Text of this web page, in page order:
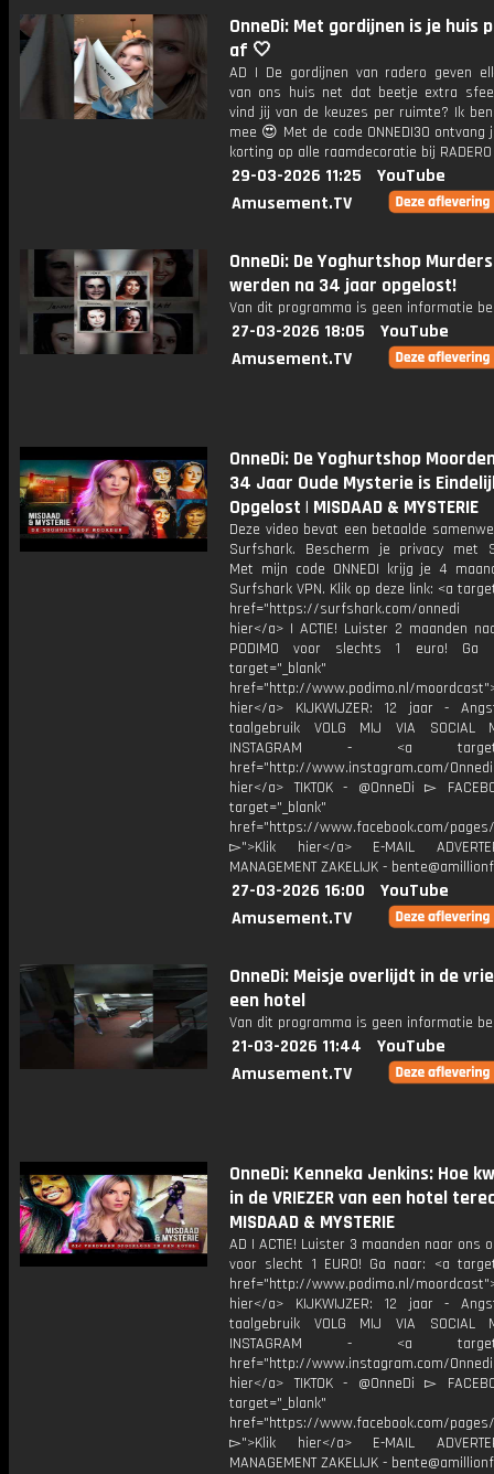
OnneDi: Met gordijnen is je huis
af 🤍
AD | De gordijnen van radero geven
van ons huis net dat beetje extra
vind jij van de keuzes per ruimte? Ik
mee 😍 Met de code ONNEDI30 ontvang
korting op alle raamdecoratie bij RADERO
29-03-2026 11:25
YouTube
Amusement.TV
OnneDi: De Yoghurtshop Murders
werden na 34 jaar opgelost!
Van dit programma is geen informatie
27-03-2026 18:05
YouTube
Amusement.TV
OnneDi: De Yoghurtshop
34 Jaar Oude Mysterie is
Opgelost | MISDAAD & MYSTERIE
Deze video bevat een betaalde
Surfshark. Bescherm je privacy met
Met mijn code ONNEDI krijg je 4
Surfshark VPN. Klik op deze link: <a
href="https://surfshark.com/onnedi
hier</a> | ACTIE! Luister 2 maanden
PODIMO voor slechts 1 euro! Ga
target="_blank"
href="http://www.podimo.nl/
hier</a> KIJKWIJZER: 12 jaar -
taalgebruik VOLG MIJ VIA SOCIAL
INSTAGRAM - <a
href="http://www.instagram.com/
hier</a> TIKTOK - @OnneDi ▻
target="_blank"
href="https://www.facebook.com/pages/
▻">Klik hier</a> E-MAIL
MANAGEMENT ZAKELIJK -
27-03-2026 16:00
YouTube
Amusement.TV
OnneDi: Meisje overlijdt in de
een hotel
Van dit programma is geen informatie
21-03-2026 11:44
YouTube
Amusement.TV
OnneDi: Kenneka Jenkins: Hoe
in de VRIEZER van een hotel
MISDAAD & MYSTERIE
AD | ACTIE! Luister 3 maanden naar ons
voor slecht 1 EURO! Ga naar: <a
href="http://www.podimo.nl/
hier</a> KIJKWIJZER: 12 jaar -
taalgebruik VOLG MIJ VIA SOCIAL
INSTAGRAM - <a
href="http://www.instagram.com/
hier</a> TIKTOK - @OnneDi ▻
target="_blank"
href="https://www.facebook.com/pages/
▻">Klik hier</a> E-MAIL
MANAGEMENT ZAKELIJK -